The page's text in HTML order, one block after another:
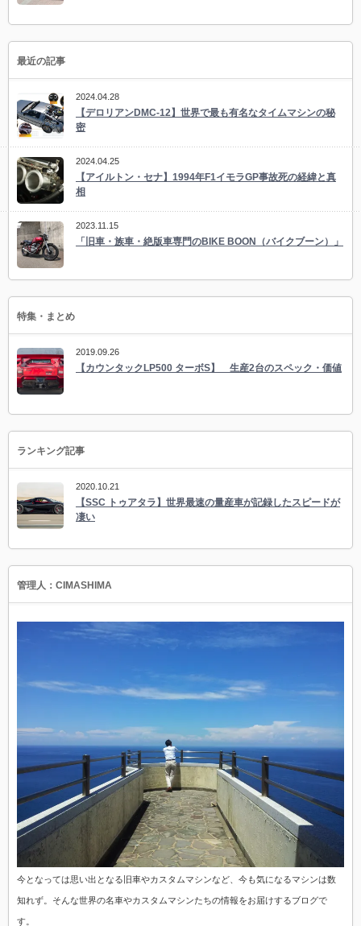
最近の記事
2024.04.28
【デロリアンDMC-12】世界で最も有名なタイムマシンの秘
密
2024.04.25
【アイルトン・セナ】1994年F1イモラGP事故死の経緯と真
相
2023.11.15
「旧車・族車・絶版車専門のBIKE BOON（バイクブーン）」
特集・まとめ
2019.09.26
【カウンタックLP500 ターボS】 生産2台のスペック・価値
ランキング記事
2020.10.21
【SSC トゥアタラ】世界最速の量産車が記録したスピードが
凄い
管理人：CIMASHIMA
今となっては思い出となる旧車やカスタムマシンなど、今も気になるマシンは数
知れず。そんな世界の名車やカスタムマシンたちの情報をお届けするブログで
す。